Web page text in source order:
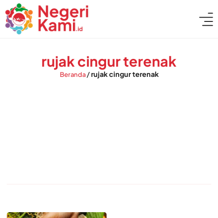
rujak cingur terenak
Beranda/rujak cingur terenak